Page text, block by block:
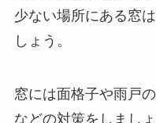
少ない場所にある窓
しょう。
窓には面格子や雨戸
などの対策をしまし